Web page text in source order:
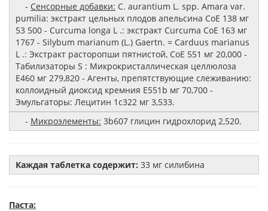
- Сенсорные добавки: C. aurantium L. spp. Amara var.
pumilia: экстракт цельных плодов апельсина CoE 138 мг
53 500 - Curcuma longa L .: экстракт Curcuma CoE 163 мг
1767 - Silybum marianum (L.) Gaertn. = Carduus marianus
L .: Экстракт расторопши пятнистой, CoE 551 мг 20,000 -
Табилизаторы S : Микрокристаллическая целлюлоза
E460 мг 279,820 - Агенты, препятствующие слеживанию:
коллоидный диоксид кремния E551b мг 70,700 -
Эмульгаторы: Лецитин 1c322 мг 3,533.
- Микроэлементы: 3b607 глицин гидрохлорид 2,520.
Каждая таблетка содержит: 33 мг силибина
Паста: